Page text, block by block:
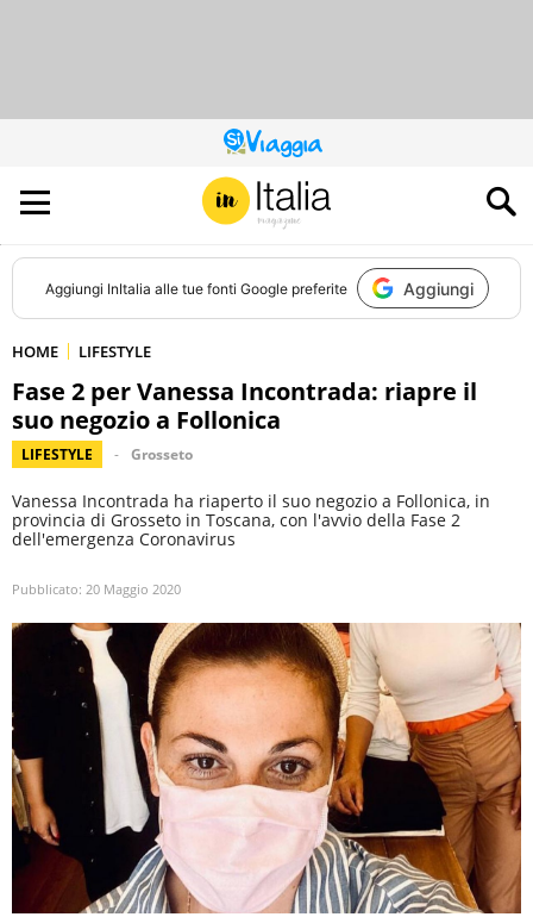
QUESTO
SITO
CONTRIBUISCE
ALL’AUDIENCE
DI
Aggiungi InItalia alle tue fonti Google preferite Aggiungi
HOME LIFESTYLE
Fase 2 per Vanessa Incontrada: riapre il
suo negozio a Follonica
LIFESTYLE Grosseto
Vanessa Incontrada ha riaperto il suo negozio a Follonica, in
provincia di Grosseto in Toscana, con l'avvio della Fase 2
dell'emergenza Coronavirus
Pubblicato: 20 Maggio 2020